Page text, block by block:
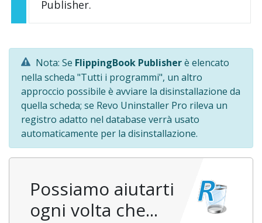
Publisher.
Nota: Se FlippingBook Publisherè elencato
nella scheda "Tutti i programmi", un altro
approccio possibile è avviare la disinstallazione da
quella scheda; se Revo Uninstaller Pro rileva un
registro adatto nel database verrà usato
automaticamente per la disinstallazione.
Possiamo aiutarti
ogni volta che...